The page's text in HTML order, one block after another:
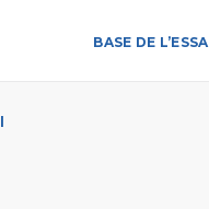
BASE DE